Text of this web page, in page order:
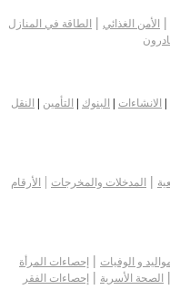
| الأمن الغذائي | الطاقة في المنازل
الانشاءات البنوك التأمين
النقل
| المدخلات والمخرجات |
الأرقام
و الوفيات | إحصاءات المرأة
| الصحة الأسرية | إحصاءات الفقر